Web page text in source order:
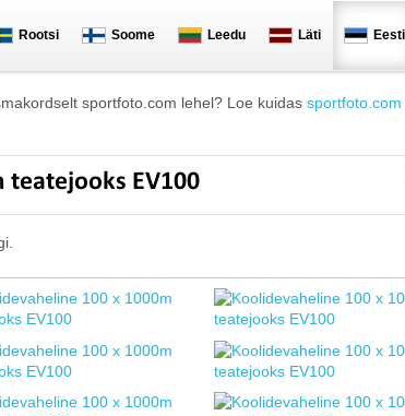
Rootsi Soome Leedu Läti Eesti
sportfoto.com lehel? Loe kuidas
teatejooks EV100